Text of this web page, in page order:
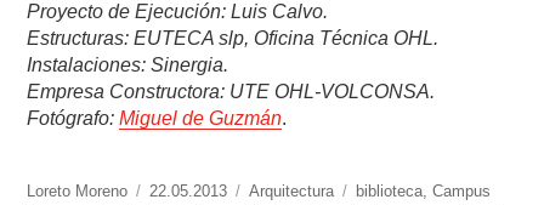
Proyecto de Ejecución: Luis Calvo.
Estructuras: EUTECA slp, Oficina Técnica OHL.
Instalaciones: Sinergia.
Empresa Constructora: UTE OHL-VOLCONSA.
Fotógrafo:Miguel de Guzmán.
https://www.experimenta.es/author/Loreto%20Moreno/
Loreto Moreno
Publicado
22.05.2013 Categorías
Arquitectura Etiquetas
biblioteca ,Campus